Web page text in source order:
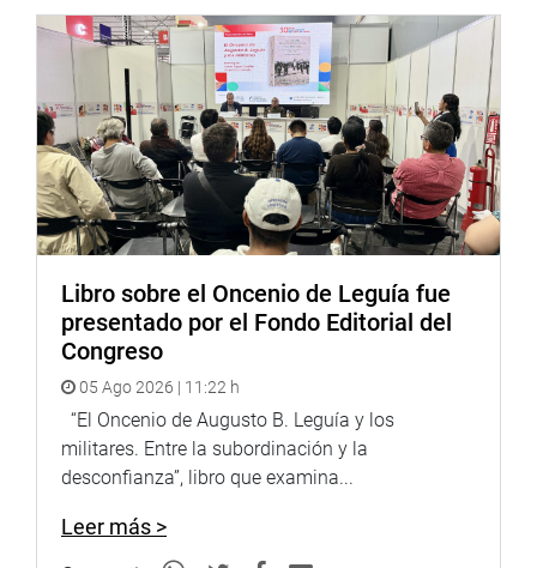
y municipales”, explicó la autora del proyecto.
Yarrow Lumbreras advirtió que en la actualidad “son 18
gobernadores regionales y 52 de sus funcionarios los
procesados por delitos de corrupción y en los últimos
años 2 mil alcaldes han sido vacados, procesados,
sentenciados o fugados por delitos de corrupción”.
Por lo tanto, “se requiere el fortalecimiento de las
capacidades de fiscalización de los consejos regionales y
municipales, precisando atribuciones y dotando de
recursos para ejercerlas, pero al mismo tiempo
articulando su actividad de fiscalización con atribuciones
del Sistema Nacional de Control”, concluyó la
parlamentaria.
OFICINA DE DESPACHO CONGRESAL
Libro sobre el Oncenio de Leguía fue
presentado por el Fondo Editorial del
Congreso
05 Ago 2026 | 11:22 h
“El Oncenio de Augusto B. Leguía y los
militares. Entre la subordinación y la
desconfianza”, libro que examina...
Leer más >